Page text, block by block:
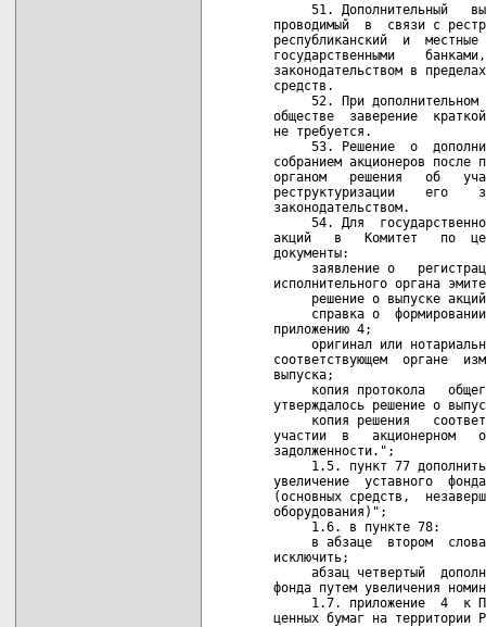
51. Дополнительный
проводимый  в  связи с
республиканский  и
государственными
законодательством в
средств.
52. При дополнительном
обществе  заверение
не требуется.
53. Решение  о
собранием акционеров после
органом   решения   об
реструктуризации    его
законодательством.
54. Для
акций   в   Комитет   по
документы:
заявление о
исполнительного органа
решение о выпуске
справка о
приложению 4;
оригинал или
соответствующем  органе
выпуска;
копия протокола
утверждалось решение о
копия решения
участии  в   акционерном
задолженности.";
1.5. пункт 77
увеличение  уставного
(основных средств,
оборудования)";
     1.6. в пункте 78:
в абзаце  втором
исключить;
абзац четвертый
фонда путем увеличения
1.7. приложение  4  к
ценных бумаг на территории